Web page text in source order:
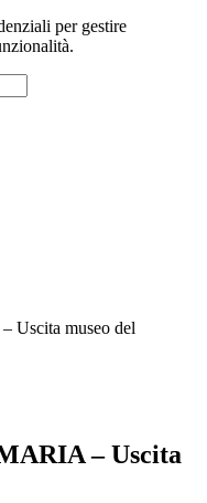
per gestire
Uscita museo del
– Uscita